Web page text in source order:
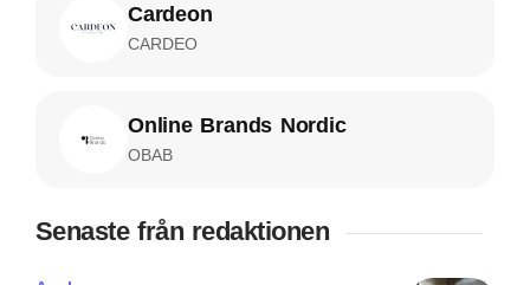
Cardeon
CARDEO
Online Brands Nordic
OBAB
Senaste från redaktionen